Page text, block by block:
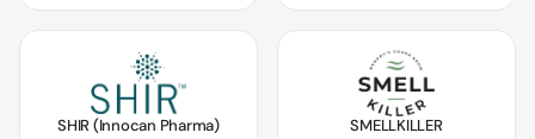
SHIR (Innocan Pharma) SMELLKILLER